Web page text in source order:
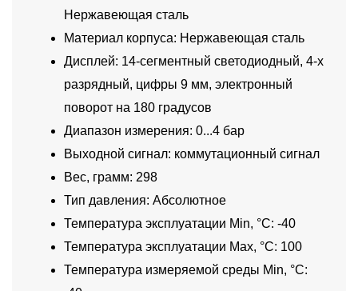
Нержавеющая сталь
Материал корпуса: Нержавеющая сталь
Дисплей: 14-сегментный светодиодный, 4-х
разрядный, цифры 9 мм, электронный
поворот на 180 градусов
Диапазон измерения: 0...4 бар
Выходной сигнал: коммутационный сигнал
Вес, грамм: 298
Тип давления: Абсолютное
Температура эксплуатации Min, °C: -40
Температура эксплуатации Max, °C: 100
Температура измеряемой среды Min, °C: